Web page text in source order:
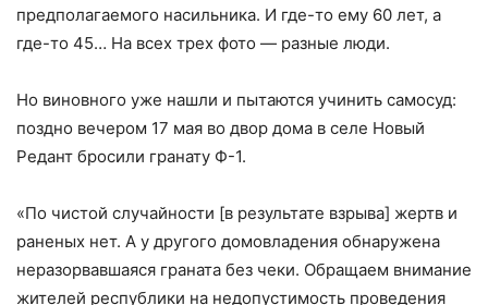
предполагаемого насильника. И где-то ему 60 лет, а
где-то 45… На всех трех фото — разные люди.
Но виновного уже нашли и пытаются учинить самосуд:
поздно вечером 17 мая во двор дома в селе Новый
Редант бросили гранату Ф-1.
«По чистой случайности [в результате взрыва] жертв и
раненых нет. А у другого домовладения обнаружена
неразорвавшаяся граната без чеки. Обращаем внимание
жителей республики на недопустимость проведения